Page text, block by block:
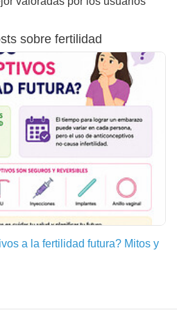
sobre fertilidad
a la fertilidad futura? Mitos y